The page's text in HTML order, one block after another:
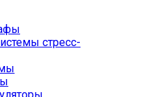
стресс-